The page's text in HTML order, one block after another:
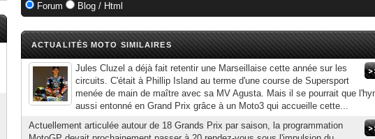
Forum Blog / Html
ACTUALITÉS MOTO SIMILAIRES
Jules Cluzel a déjà fait retentir une Marseillaise cette année sur les
circuits. C'était à Phillip Island au terme d'une course de Supersport
menée de main de maître avec sa MV Agusta. Mais il se pourrait que
aussi entonné en Grand Prix grâce à un Moto3 qui accueille cette...
Actuellement articulée autour de 18 Grands Prix par saison, la programmation